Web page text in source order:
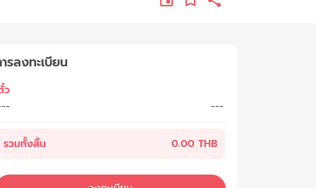
รลงทะเบียน
ว
---
รวมทั้งสิ้น 0.00 THB